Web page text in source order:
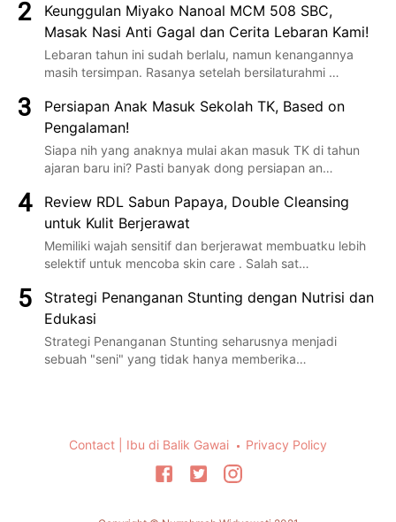
Keunggulan Miyako Nanoal MCM 508 SBC,
Masak Nasi Anti Gagal dan Cerita Lebaran Kami!
Lebaran tahun ini sudah berlalu, namun kenangannya
masih tersimpan. Rasanya setelah bersilaturahmi …
Persiapan Anak Masuk Sekolah TK, Based on
Pengalaman!
Siapa nih yang anaknya mulai akan masuk TK di tahun
ajaran baru ini? Pasti banyak dong persiapan an…
Review RDL Sabun Papaya, Double Cleansing
untuk Kulit Berjerawat
Memiliki wajah sensitif dan berjerawat membuatku lebih
selektif untuk mencoba skin care . Salah sat…
Strategi Penanganan Stunting dengan Nutrisi dan
Edukasi
Strategi Penanganan Stunting seharusnya menjadi
sebuah "seni" yang tidak hanya memberika…
Contact | Ibu di Balik Gawai Privacy Policy